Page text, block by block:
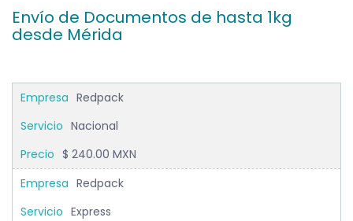
Envío de Documentos de hasta 1kg
desde Mérida
Redpack
Nacional
$ 240.00 MXN
Redpack
Express